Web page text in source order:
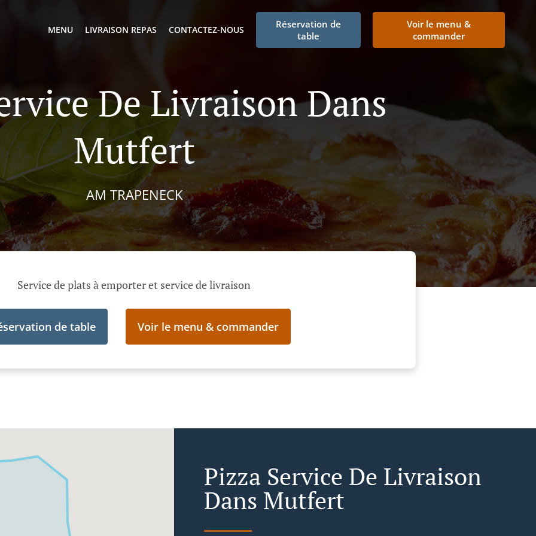
MENU LIVRAISON REPAS CONTACTEZ-NOUS
Réservation de
table
Voir le menu &
commander
De Livraison Dans
Mutfert
AM TRAPENECK
Service de plats à emporter et service de livraison
de table Voir le menu & commander
Pizza Service De Livraison
Dans Mutfert